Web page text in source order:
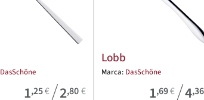
DasSchöne
1,25€/2,80€
Lobb
Marca: DasSchöne
1,69€/4,36